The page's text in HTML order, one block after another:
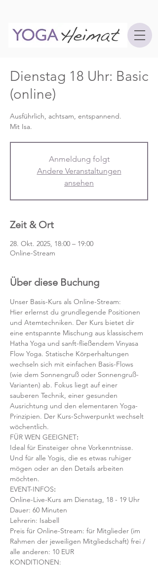
Dienstag 18 Uhr: Basic
(online)
Ausführlich, achtsam, entspannend.
Mit Isa.
Anmeldung folgt
Andere Veranstaltungen
ansehen
Zeit & Ort
28. Okt. 2025, 18:00 – 19:00
Online-Stream
Über diese Buchung
Unser Basis-Kurs als Online-Stream:
Hier erlernst du grundlegende Positionen
und Atemtechniken. Der Kurs bietet dir
eine entspannte Mischung aus klassischem
Hatha Yoga und sanft-fließendem Vinyasa
Flow Yoga. Statische Körperhaltungen
wechseln sich mit einfachen Basis-Flows
(wie dem Sonnengruß oder Sonnengruß-
Varianten) ab. Fokus liegt auf einer
sauberen Technik, einer gesunden
Ausrichtung und den elementaren Yoga-
Prinzipien. Der Kurs-Schwerpunkt wechselt
wöchentlich.
FÜR WEN GEEIGNET:
Ideal für Einsteiger ohne Vorkenntnisse.
Und für alle Yogis, die es etwas ruhiger
mögen oder an den Details arbeiten
möchten.
EVENT-INFOS:
Online-Live-Kurs am Dienstag, 18 - 19 Uhr
Dauer: 60 Minuten
Lehrerin: Isabell
Preis für Online-Stream: für Mitglieder (im
Rahmen der jeweiligen Mitgliedschaft) frei /
alle anderen: 10 EUR
KONDITIONEN: